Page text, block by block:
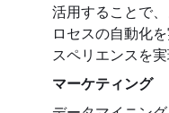
活用することで
ロセスの自動化
スペリエンスを実
マーケティング